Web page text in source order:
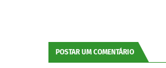
POSTAR UM COMENTÁRIO